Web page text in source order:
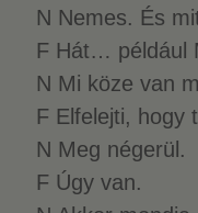
N Nemes. És
F Hát… például
N Mi köze van
F Elfelejti, hogy
N Meg négerül.
F Úgy van.